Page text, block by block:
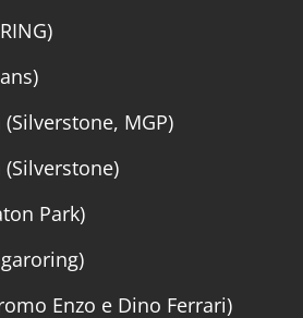
MGP)
(Silverstone)
Park)
Enzo e Dino Ferrari)